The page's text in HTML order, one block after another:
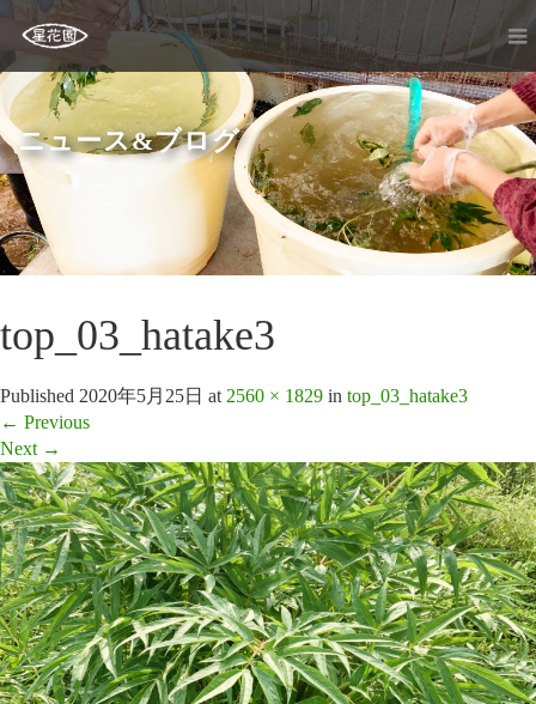
ニュース&ブログ
top_03_hatake3
Published 2020年5月25日 at 2560 × 1829 in top_03_hatake3
← Previous
Next →